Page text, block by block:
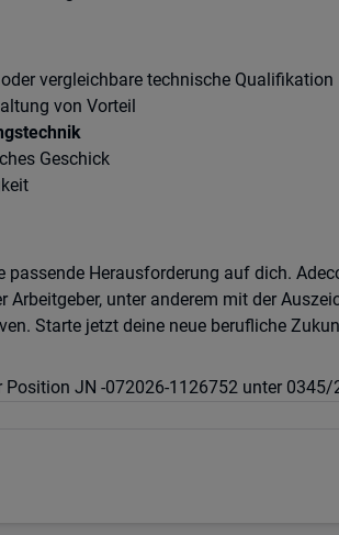
oder vergleichbare technische Qualifikation
von Vorteil
Geschick
Herausforderung auf dich.
unter anderem mit der
Starte jetzt deine neue berufliche
JN -072026-1126752 unter